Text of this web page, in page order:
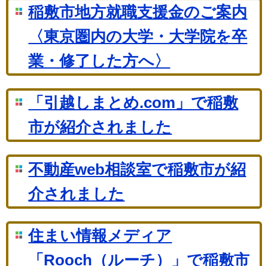
稲敷市地方就職支援金のご案内
〈東京圏内の大学・大学院を卒
業・修了した方へ〉
「引越しまとめ.com」で稲敷
市が紹介されました
不動産web相談室で稲敷市が紹
介されました
住まい情報メディア
「Rooch（ルーチ）」で稲敷市